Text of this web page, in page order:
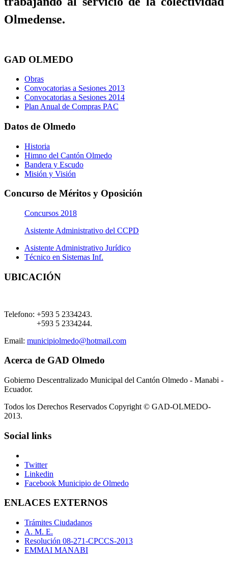
Olmedense.
GAD OLMEDO
Obras
Convocatorias a Sesiones 2013
Convocatorias a Sesiones 2014
Plan Anual de Compras PAC
Datos de Olmedo
Historia
Himno del Cantón Olmedo
Bandera y Escudo
Misión y Visión
Concurso de Méritos y Oposición
Concursos 2018
Asistente Administrativo del CCPD
Asistente Administrativo Jurídico
Técnico en Sistemas Inf.
UBICACIÓN
Telefono: +593 5 2334243.
+593 5 2334244.
Email: municipiolmedo@hotmail.com
Acerca de GAD Olmedo
Gobierno Descentralizado Municipal del Cantón Olmedo - Manabi -
Ecuador.
Todos los Derechos Reservados Copyright © GAD-OLMEDO-
2013.
Social links
Twitter
Linkedin
Facebook Municipio de Olmedo
ENLACES EXTERNOS
Trámites Ciudadanos
A. M. E.
Resolución 08-271-CPCCS-2013
EMMAI MANABI